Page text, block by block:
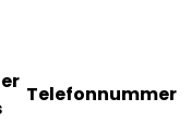
Telefonnummer